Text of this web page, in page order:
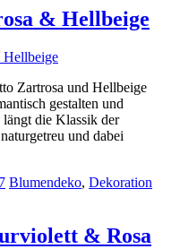
& Hellbeige
Zartrosa und Hellbeige
gestalten und
die Klassik der
und dabei
Blumendeko, Dekoration
& Rosa